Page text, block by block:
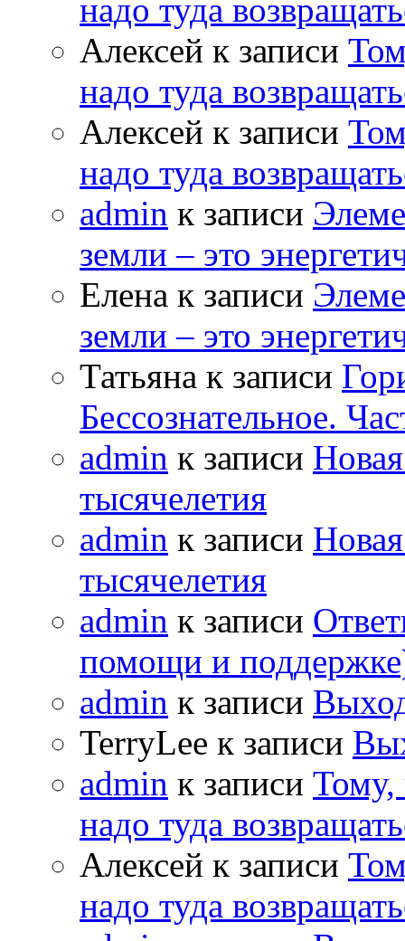
надо туда
Алексей к записи
надо туда
Алексей к записи
надо туда
admin к записи
земли – это
Елена к записи
земли – это
Татьяна к записи
Бессознательное.
admin к записи
тысячелетия
admin к записи
тысячелетия
admin к записи
помощи и
admin к записи
TerryLee к записи
admin к записи Тому,
надо туда
Алексей к записи
надо туда